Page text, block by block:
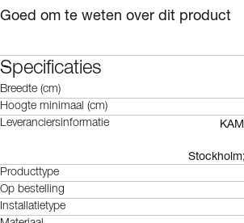
Goed om te weten over dit product
Specificaties
Breedte (cm)
Hoogte minimaal (cm)
Leveranciersinformatie
Producttype
Op bestelling
Installatietype